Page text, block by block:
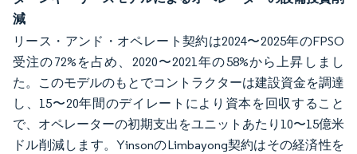
減
リース・アンド・オペレート契約は2024〜2025年のFPSO
受注の72%を占め、2020〜2021年の58%から上昇しまし
た。このモデルのもとでコントラクターは建設資金を調達
し、15〜20年間のデイレートにより資本を回収すること
で、オペレーターの初期支出をユニットあたり10〜15億米
ドル削減します。YinsonのLimbayong契約はその経済性を